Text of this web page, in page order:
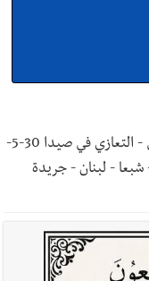
وفاة أحمد سعيد الزغبي - التعازي في صيدا 30-5-
شبعا - لبنان - جريدة